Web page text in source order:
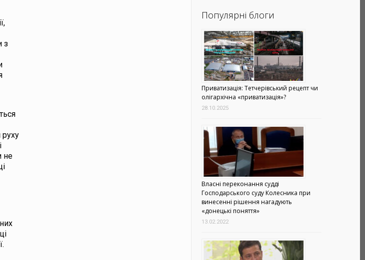
з
руху
не
Популярні блоги
Приватизація: Тетчерівський рецепт чи
олігархічна «приватизація»?
28.10.2025
Власні переконання судді
Господарського суду Колесника при
винесенні рішення нагадують
«донецькі поняття»
13.02.2022